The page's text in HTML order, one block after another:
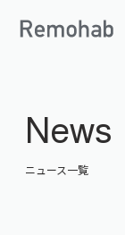
News
ニュース一覧